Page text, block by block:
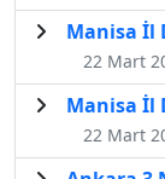
Manisa İl
22 Mart
Manisa İl
22 Mart